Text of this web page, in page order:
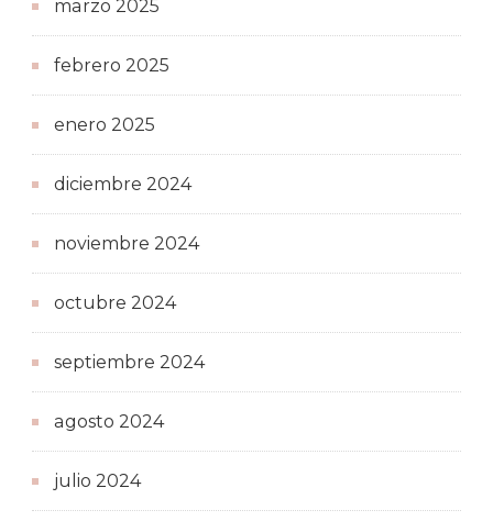
marzo 2025
febrero 2025
enero 2025
diciembre 2024
noviembre 2024
octubre 2024
septiembre 2024
agosto 2024
julio 2024